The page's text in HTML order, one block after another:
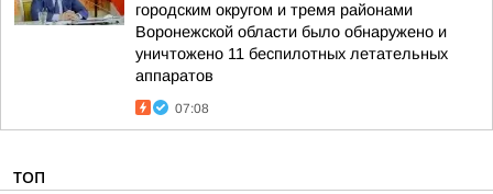
городским округом и тремя районами
Воронежской области было обнаружено и
уничтожено 11 беспилотных летательных
аппаратов
07:08
ТОП